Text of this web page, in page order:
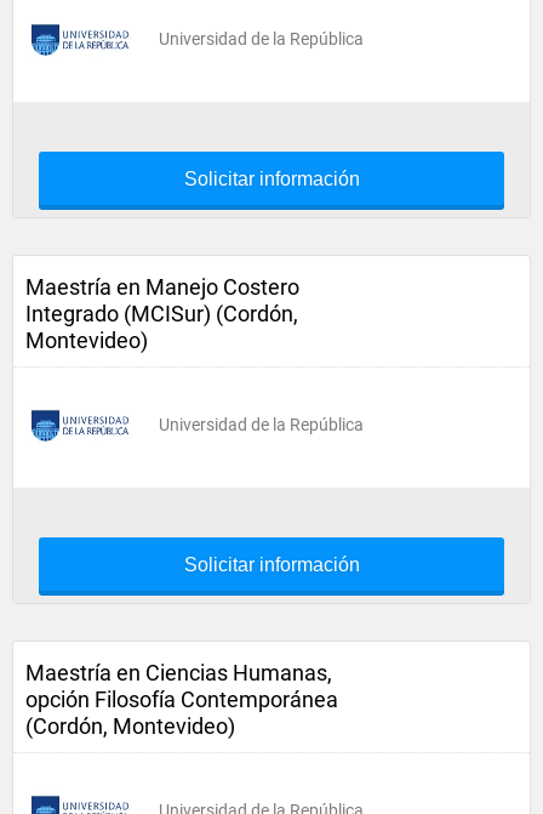
Universidad de la República
Solicitar información
Maestría en Manejo Costero
Integrado (MCISur) (Cordón,
Montevideo)
Universidad de la República
Solicitar información
Maestría en Ciencias Humanas,
opción Filosofía Contemporánea
(Cordón, Montevideo)